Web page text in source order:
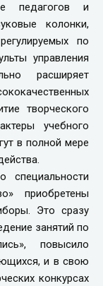
педагогов и
колонки,
по
управления
расширяет
творческого
учебного
в полной мере
приобретены
Это сразу
занятий по
повысило
и в свою
конкурсах